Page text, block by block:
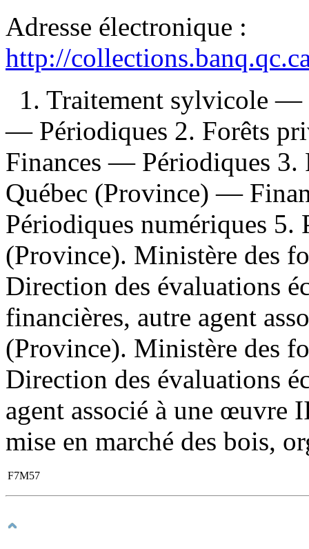
Adresse électronique :
http://
1. Traitement sylvicole —
— Périodiques 2. Forêts
Finances — Périodiques
Québec (Province) —
Périodiques numériques
(Province). Ministère des
Direction des évaluations
financières, autre agent
(Province). Ministère des
Direction des évaluations
agent associé à une œuvre
mise en marché des bois,
F7M57